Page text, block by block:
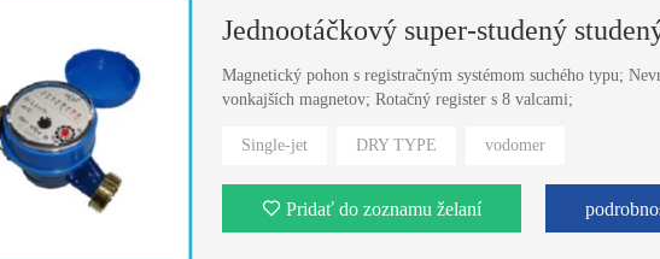
Jednootáčkový super-studený
Magnetický pohon s registračným systémom suchého typu;
vonkajších magnetov; Rotačný register s 8 valcami;
Single-jet DRY TYPE vodomer
Pridať do zoznamu želaní